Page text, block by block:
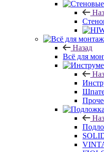
Назад
Всё для